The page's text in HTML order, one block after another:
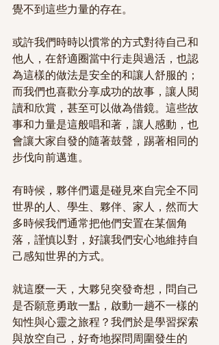
覺不到這些力量的存在。
或許我們時時以慣常的方式對待自己和
他人，在舒適圈當中行走與過活，也認
為這樣的做法是安全的和讓人舒服的；
而我們也喜歡分享成功的故事，讓人閱
讀和欣賞，甚至可以做為借鏡。這些故
事和力量是這般唱和著，讓人感動，也
會讓大家自發的隨著鼓聲，踢著相同的
步伐向前邁進。
有時候，夥伴們還是碰見來自完全不同
世界的人、學生、夥伴、家人，然而大
多時候我們通常把他們安置在某個角
落，謹慎以對，好讓我們安心地維持自
己感知世界的方式。
就這麼一天，大夥兒突發奇想，問自己
是否願意勇敢一點，啟動一趟不一樣的
知性與心靈之旅程？我們於是學習探索
與放空自己，好奇地探問周圍發生的